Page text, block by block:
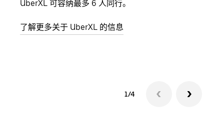
UberXL 可容纳最多 6 人同行。
了解更多关于 UberXL 的信息
1/4